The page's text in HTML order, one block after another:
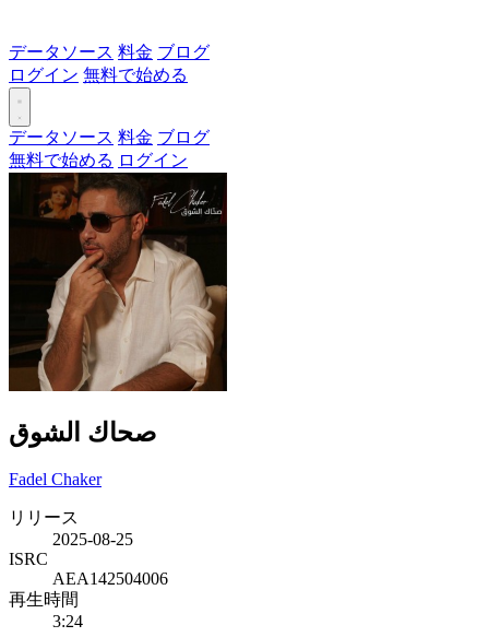
データソース 料金 ブログ
ログイン 無料で始める
データソース 料金 ブログ
無料で始める ログイン
صحاك الشوق
Fadel Chaker
リリース
2025-08-25
ISRC
AEA142504006
再生時間
3:24